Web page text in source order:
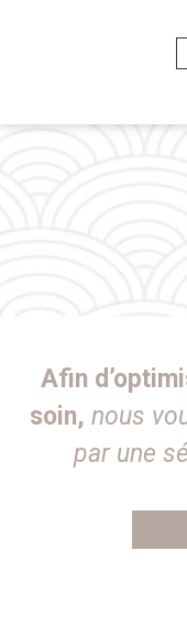
Afin
soin, nous
par une